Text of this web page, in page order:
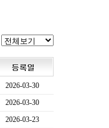
2026-03-30
2026-03-30
2026-03-23